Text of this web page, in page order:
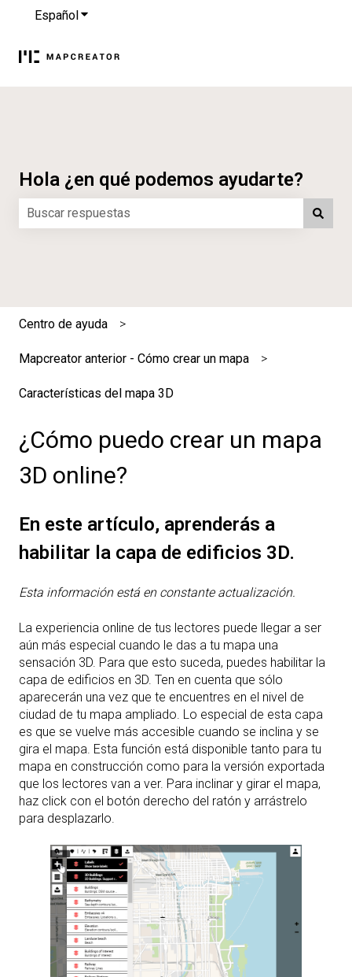
EspañolTraducciones de Mostrar submenú de
Hola ¿en qué podemos ayudarte?
Centro de ayuda
Mapcreator anterior - Cómo crear un mapa
Características del mapa 3D
¿Cómo puedo crear un mapa
3D online?
En este artículo, aprenderás a
habilitar la capa de edificios 3D.
Esta información está en constante actualización.
La experiencia online de tus lectores puede llegar a ser
aún más especial cuando le das a tu mapa una
sensación 3D. Para que esto suceda, puedes habilitar la
capa de edificios en 3D. Ten en cuenta que sólo
aparecerán una vez que te encuentres en el nivel de
ciudad de tu mapa ampliado. Lo especial de esta capa
es que se vuelve más accesible cuando se inclina y se
gira el mapa. Esta función está disponible tanto para tu
mapa en construcción como para la versión exportada
que los lectores van a ver. Para inclinar y girar el mapa,
haz click con el botón derecho del ratón y arrástrelo
para desplazarlo.